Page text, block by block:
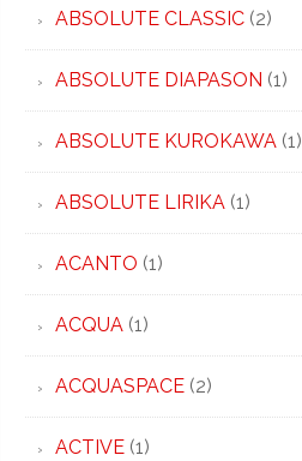
ABSOLUTE CLASSIC(2)
ABSOLUTE DIAPASON (1)
ABSOLUTE KUROKAWA(1)
ABSOLUTE LIRIKA(1)
ACANTO (1)
ACQUA(1)
ACQUASPACE(2)
ACTIVE(1)
×